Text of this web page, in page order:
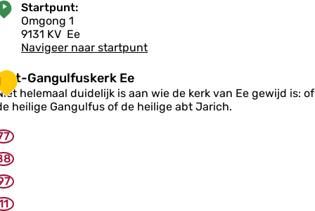
Startpunt:
Omgong 1
9131 KV Ee
Navigeer naar startpunt
Gangulfuskerk Ee
helemaal duidelijk is aan wie de kerk van Ee gewijd is: of
heilige Gangulfus of de heilige abt Jarich.